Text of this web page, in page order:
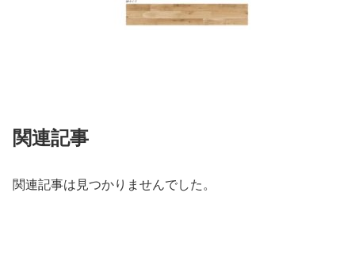
関連記事
関連記事は見つかりませんでした。